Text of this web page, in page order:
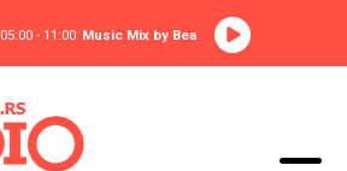
05:00 - 11:00 Music Mix by Bea